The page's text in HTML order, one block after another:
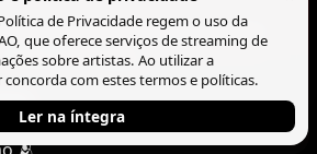
para comentar e responder
nesta publicação.
· 25/06/2026 02:00 · editado
de Privacidade regem o uso da
que oferece serviços de streaming de
sobre artistas. Ao utilizar a
com estes termos e políticas.
Ler na íntegra